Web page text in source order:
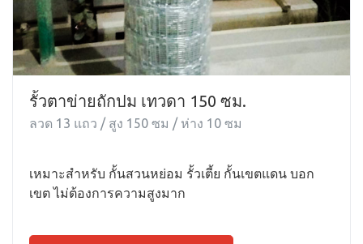
รั้วตาข่ายถักปม เทวดา 150 ซม.
ลวด 13 แถว / สูง 150 ซม / ห่าง 10 ซม
เหมาะสำหรับ กั้นสวนหย่อม รั้วเตี้ย กั้นเขตแดน บอก
เขต ไม่ต้องการความสูงมาก